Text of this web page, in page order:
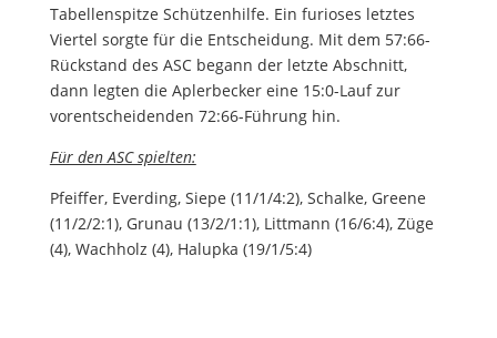
Tabellenspitze Schützenhilfe. Ein furioses letztes
Viertel sorgte für die Entscheidung. Mit dem 57:66-
Rückstand des ASC begann der letzte Abschnitt,
dann legten die Aplerbecker eine 15:0-Lauf zur
vorentscheidenden 72:66-Führung hin.
Für den ASC spielten:
Pfeiffer, Everding, Siepe (11/1/4:2), Schalke, Greene
(11/2/2:1), Grunau (13/2/1:1), Littmann (16/6:4), Züge
(4), Wachholz (4), Halupka (19/1/5:4)